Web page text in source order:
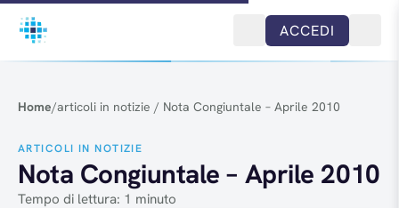
Salta al contenuto
ACCEDI
Home/articoli in notizie / Nota Congiuntale – Aprile 2010
ARTICOLI IN NOTIZIE
Nota Congiuntale – Aprile 2010
Tempo di lettura: 1 minuto